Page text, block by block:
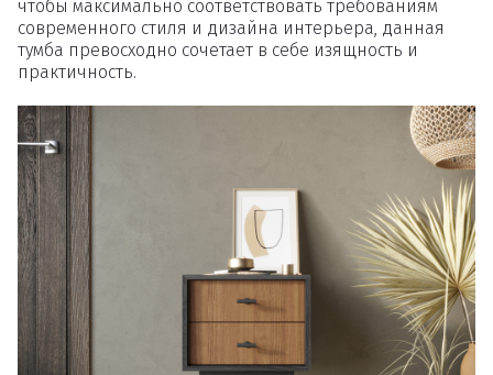
чтобы максимально соответствовать требованиям
современного стиля и дизайна интерьера, данная
тумба превосходно сочетает в себе изящность и
практичность.
Удаление
товаров